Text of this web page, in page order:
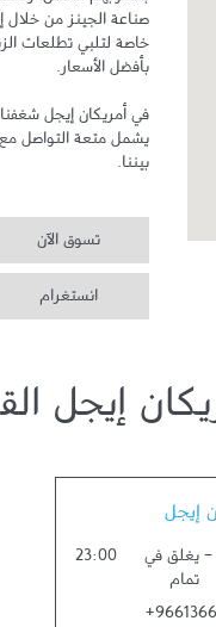
بيننا.
تسوق الآن
انستغرام
إيجل
إيجل
- يغلق في
تمام
23:00